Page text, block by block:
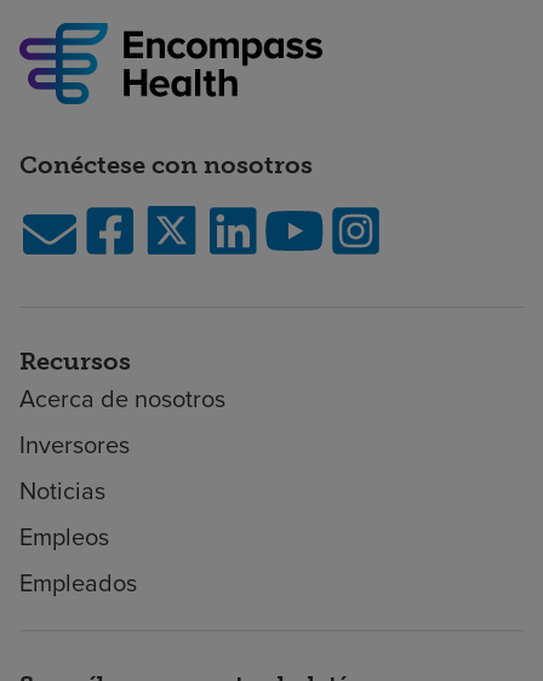
Conéctese con nosotros
Recursos
Acerca de nosotros
Inversores
Noticias
Empleos
Empleados